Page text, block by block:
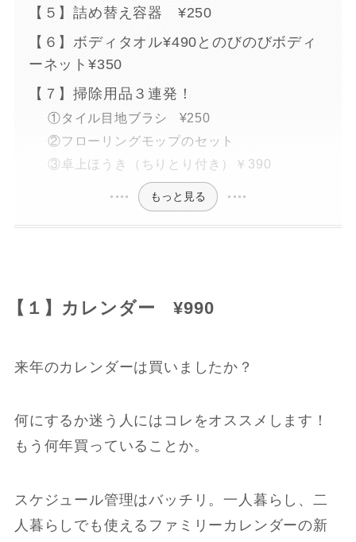
【５】詰め替え容器 ¥250
【６】ボディタオル¥490とのびのびボディ
ーネット¥350
【７】掃除用品３連発！
①タイル目地ブラシ ¥250
②フローリングモップのセット
③卓上ほうき（ちりとり付き）￥390
もっと見る
【１】カレンダー ¥990
来年のカレンダーは買いましたか？
何にするか迷う人にはコレをオススメします！
もう何年買っていることか。
スケジュール管理はバッチリ。一人暮らし、二
人暮らしでも使えるファミリーカレンダーの新